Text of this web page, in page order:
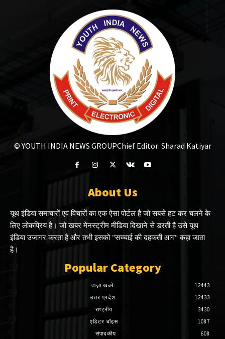
© YOUTH INDIA NEWS GROUPChief Editor: Sharad Katiyar
About Us
यूथ इंडिया समाचारों एवं विचारों का एक ऐसा पोर्टल है जो सबसे हट कर चलने के
लिए लोकप्रिय है। जो खबर मेनस्ट्रीम मीडिया दिखाने से डरती है उसे यूथ
इंडिया उजागर करता है और तभी इसको "सच्चाई की दहकती आग" कहा जाता
है।
Popular Category
ताज़ा खबरें
12443
उत्तर प्रदेश
12433
राष्ट्रीय
3430
एडिटर चॉइस
1087
संपादकीय
608